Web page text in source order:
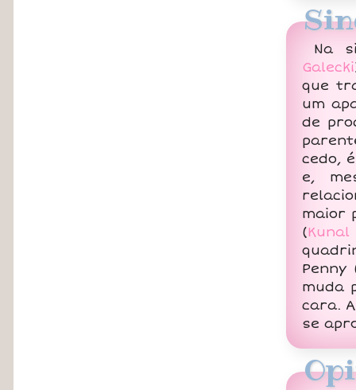
Na
Galecki
que
um
de
cedo,
e,
maior
(
Penny
muda
cara.
se